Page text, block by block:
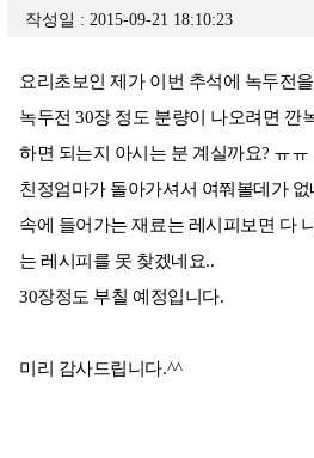
작성일 : 2015-09-21 18:10:23
요리초보인 제가 이번 추석에 녹두전
녹두전 30장 정도 분량이 나오려면 깐
하면 되는지 아시는 분 계실까요? ㅠㅠ
친정엄마가 돌아가셔서 여쭤볼데가 없
속에 들어가는 재료는 레시피보면 다
는 레시피를 못 찾겠네요..
30장정도 부칠 예정입니다.
미리 감사드립니다.^^